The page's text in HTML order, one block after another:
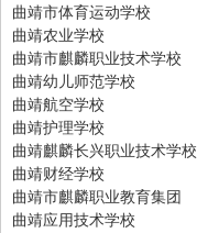
曲靖市体育运动学校
曲靖农业学校
曲靖市麒麟职业技术学校
曲靖幼儿师范学校
曲靖航空学校
曲靖护理学校
曲靖麒麟长兴职业技术学校
曲靖财经学校
曲靖市麒麟职业教育集团
曲靖应用技术学校